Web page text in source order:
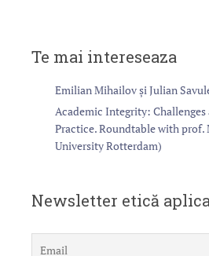
Te mai intereseaza
Emilian Mihailov și Julian
Academic Integrity: Challenges
Practice. Roundtable with prof.
University Rotterdam)
Newsletter etică